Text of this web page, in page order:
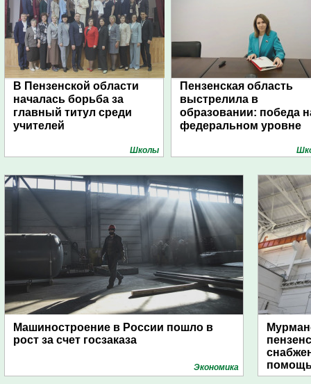
В Пензенской области
началась борьба за
главный титул среди
учителей
Школы
Пензенская область
выстрелила в
образовании: победа
федеральном уровне
Машиностроение в России пошло в
рост за счет госзаказа
Экономика